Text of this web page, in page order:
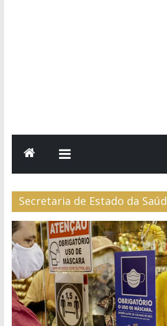
Secretaria de Estado da